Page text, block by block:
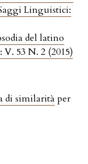
Linguistici:
del latino
53 N. 2 (2015)
di similarità per